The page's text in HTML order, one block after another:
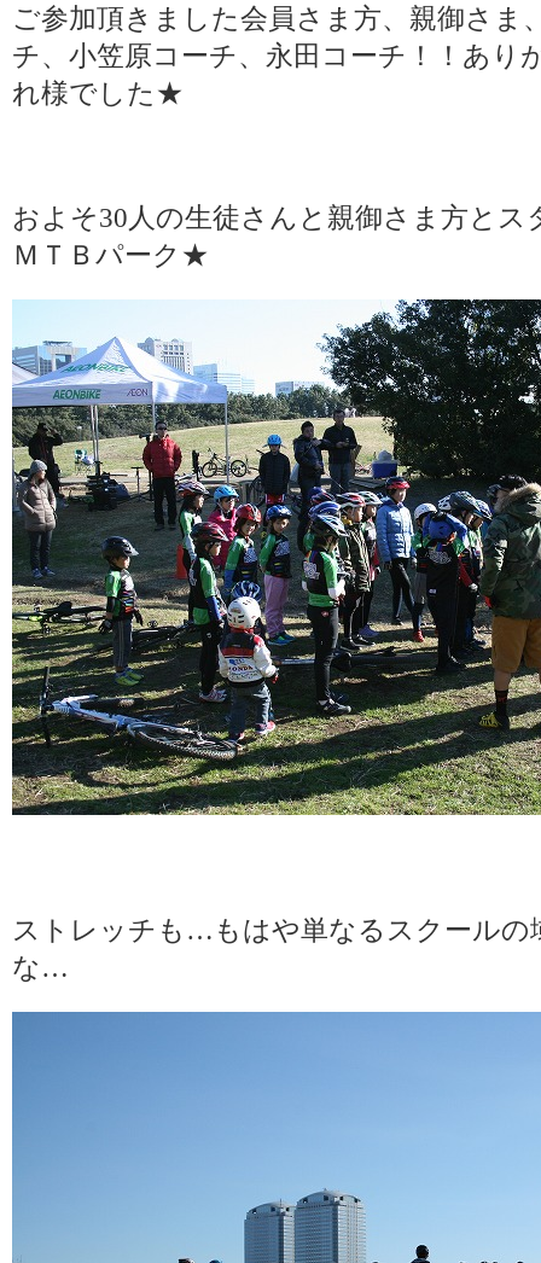
ご参加頂きました会員さま方、親御さま
チ、小笠原コーチ、永田コーチ！！あ
れ様でした★
およそ30人の生徒さんと親御さま方と
ＭＴＢパーク★
ストレッチも…もはや単なるスクールの
な…